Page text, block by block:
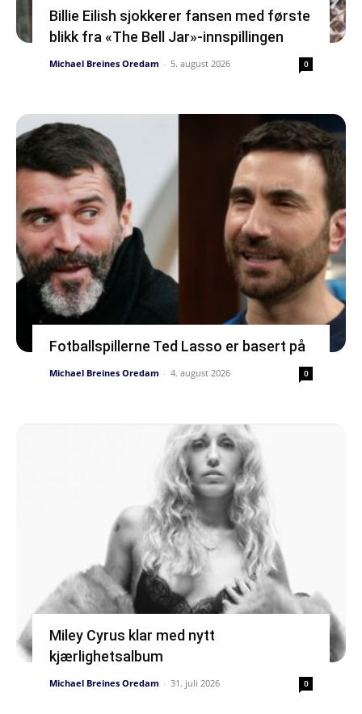
Billie Eilish sjokkerer fansen med første
blikk fra «The Bell Jar»-innspillingen
Michael Breines Oredam - 5. august 2026 0
Fotballspillerne Ted Lasso er basert på
Michael Breines Oredam - 4. august 2026 0
Miley Cyrus klar med nytt
kjærlighetsalbum
Michael Breines Oredam - 31. juli 2026 0